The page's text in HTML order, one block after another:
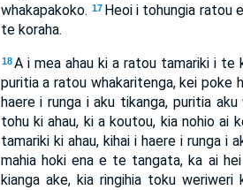
whakapakoko. 17 Heoi i tohungia ratou
te koraha.
18 A i mea ahau ki a ratou tamariki i te
puritia a ratou whakaritenga, kei poke
haere i runga i aku tikanga, puritia aku
tohu ki ahau, ki a koutou, kia nohio ai
tamariki ki ahau, kihai i haere i runga i
mahia hoki ena e te tangata, ka ai
kianga ake, kia ringihia toku